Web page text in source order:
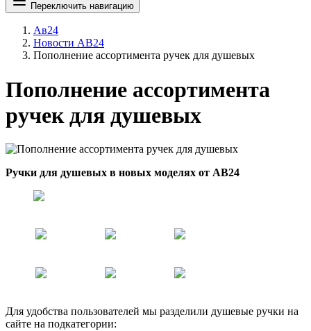
Переключить навигацию
Ав24
Новости АВ24
Пополнение ассортимента ручек для душевых
Пополнение ассортимента
ручек для душевых
Ручки для душевых в новых моделях от АВ24
Для удобства пользователей мы разделили душевые ручки на
сайте на подкатегории: